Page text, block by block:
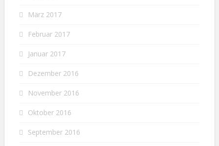
März 2017
Februar 2017
Januar 2017
Dezember 2016
November 2016
Oktober 2016
September 2016